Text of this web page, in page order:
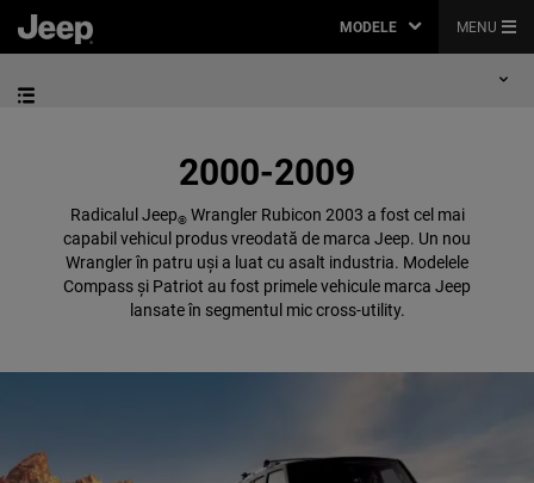
MODELE MENU
2000-2009
Radicalul Jeep®Wrangler Rubicon 2003 a fost cel mai
capabil vehicul produs vreodată de marca Jeep. Un nou
Wrangler în patru uși a luat cu asalt industria. Modelele
Compass și Patriot au fost primele vehicule marca Jeep
lansate în segmentul mic cross-utility.